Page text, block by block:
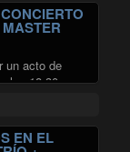
piano, …
CUARTETO EN
un acto de
las 18:30
Universidad
un concierto
leyendo
EN EL